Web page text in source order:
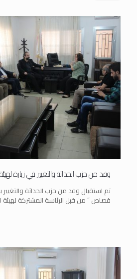
وفد من حزب الحداثة والتغيير في زيارة
تم استقبال وفد من حزب الحداثة والتغيير
قصاص ” من قبل الرئاسة المشتركة لهيئة